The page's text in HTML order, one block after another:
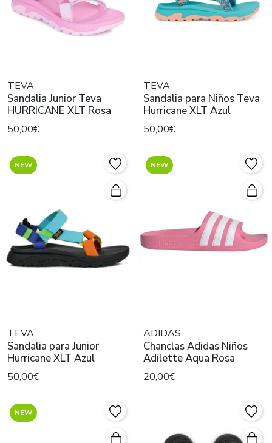
TEVA
Sandalia Junior Teva
HURRICANE XLT Rosa
50,00€
TEVA
Sandalia para Niños Teva
Hurricane XLT Azul
50,00€
NEW
TEVA
Sandalia para Junior
Hurricane XLT Azul
50,00€
NEW
ADIDAS
Chanclas Adidas Niños
Adilette Aqua Rosa
20,00€
NEW